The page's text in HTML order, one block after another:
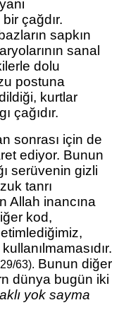
çağdır.
sapkın
sanal
dolu
postuna
kurtlar
çağıdır.
sonrası için de
ediyor. Bunun
serüvenin gizli
tanrı
Allah inancına
kod,
63). Bunun diğer
dünya bugün iki
aklı yok sayma